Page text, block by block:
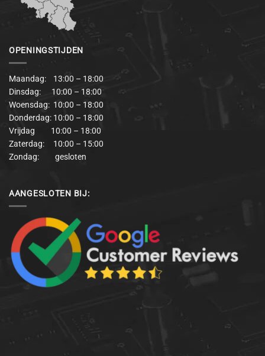
OPENINGSTIJDEN
Maandag: 13:00 – 18:00
Dinsdag: 10:00 – 18:00
Woensdag: 10:00 – 18:00
Donderdag: 10:00 – 18:00
Vrijdag 10:00 – 18:00
Zaterdag: 10:00 – 15:00
Zondag: gesloten
AANGESLOTEN BIJ: